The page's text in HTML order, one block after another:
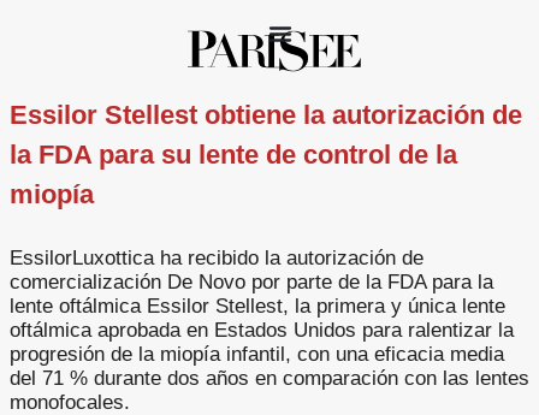
Essilor Stellest obtiene la autorización de
la FDA para su lente de control de la
miopía
EssilorLuxottica ha recibido la autorización de
comercialización De Novo por parte de la FDA para la
lente oftálmica Essilor Stellest, la primera y única lente
oftálmica aprobada en Estados Unidos para ralentizar la
progresión de la miopía infantil, con una eficacia media
del 71 % durante dos años en comparación con las lentes
monofocales.